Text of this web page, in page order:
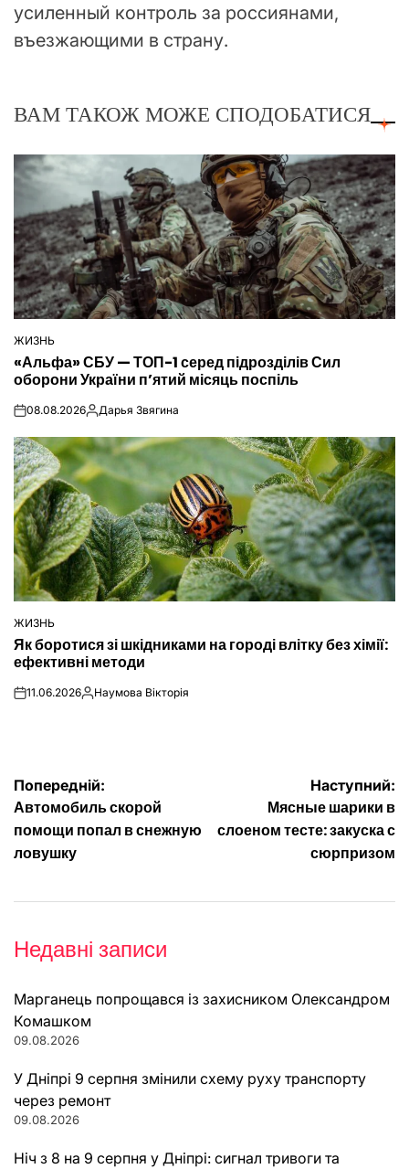
усиленный контроль за россиянами,
въезжающими в страну.
ВАМ ТАКОЖ МОЖЕ СПОДОБАТИСЯ
ОПУБЛІКУВАТИ
У
ЖИЗНЬ
«Альфа» СБУ — ТОП-1 серед підрозділів Сил
оборони України п’ятий місяць поспіль
on08.08.2026Опубліковано
Дарья Звягина
ОПУБЛІКУВАТИ
У
ЖИЗНЬ
Як боротися зі шкідниками на городі влітку без хімії:
ефективні методи
on11.06.2026Опубліковано
Наумова Вікторія
Навігація
записів
Попередній:
Автомобиль скорой
помощи попал в снежную
ловушку
Наступний:
Мясные шарики в
слоеном тесте: закуска с
сюрпризом
Недавні записи
Марганець попрощався із захисником Олександром
Комашком
09.08.2026
У Дніпрі 9 серпня змінили схему руху транспорту
через ремонт
09.08.2026
Ніч з 8 на 9 серпня у Дніпрі: сигнал тривоги та